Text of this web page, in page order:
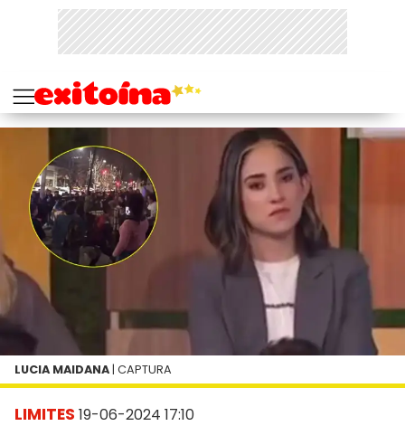
LIMITES 19-06-2024 17:10
LUCIA MAIDANA | CAPTURA